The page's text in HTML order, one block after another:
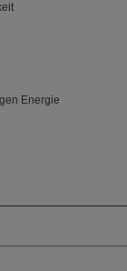
Energie